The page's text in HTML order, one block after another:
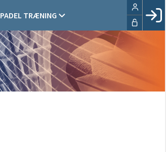
PADEL TRÆNING